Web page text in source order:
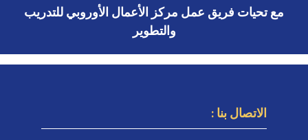
مع تحيات فريق عمل مركز الأعمال الأوروبي للتدريب
والتطوير
الاتصال بنا :